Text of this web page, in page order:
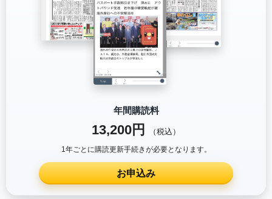
年間購読料
13,200円 （税込）
1年ごとに購読更新手続きが必要となります。
お申込み